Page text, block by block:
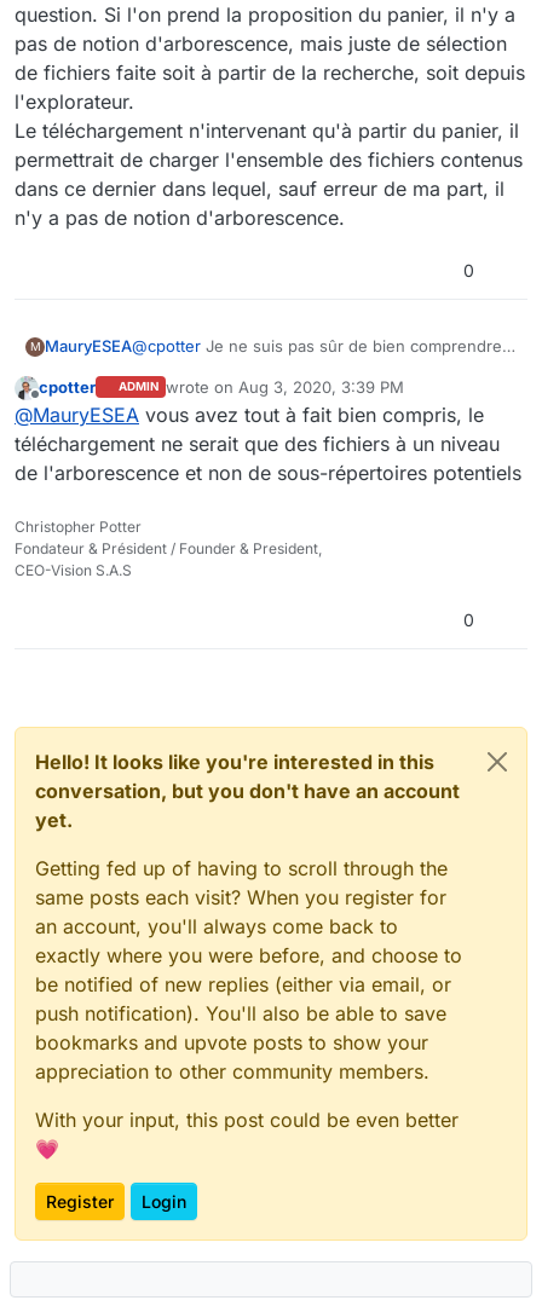
question. Si l'on prend la proposition du panier, il n'y a
pas de notion d'arborescence, mais juste de sélection
de fichiers faite soit à partir de la recherche, soit depuis
l'explorateur.
Le téléchargement n'intervenant qu'à partir du panier, il
permettrait de charger l'ensemble des fichiers contenus
dans ce dernier dans lequel, sauf erreur de ma part, il
n'y a pas de notion d'arborescence.
0
M MauryESEA@cpotter Je ne suis pas sûr de bien comprendre
panier, il n'y a pas de notion d'arborescence, mais
juste de sélection de fichiers faite soit à partir de la
recherche, soit depuis l'explorateur.
Le téléchargement n'intervenant qu'à partir du
panier, il permettrait de charger l'ensemble des
sauf erreur de ma part, il n'y a pas de notion
d'arborescence.
Offline
cpotter ADMIN wrote on Aug 3, 2020, 3:39 PM
last edited by
@MauryESEA vous avez tout à fait bien compris, le
téléchargement ne serait que des fichiers à un niveau
de l'arborescence et non de sous-répertoires potentiels
Christopher Potter
Fondateur & Président / Founder & President,
CEO-Vision S.A.S
0
Hello! It looks like you're interested in this
conversation, but you don't have an account
yet.
Getting fed up of having to scroll through the
same posts each visit? When you register for
an account, you'll always come back to
exactly where you were before, and choose to
be notified of new replies (either via email, or
push notification). You'll also be able to save
bookmarks and upvote posts to show your
appreciation to other community members.
With your input, this post could be even better
💗
Register Login